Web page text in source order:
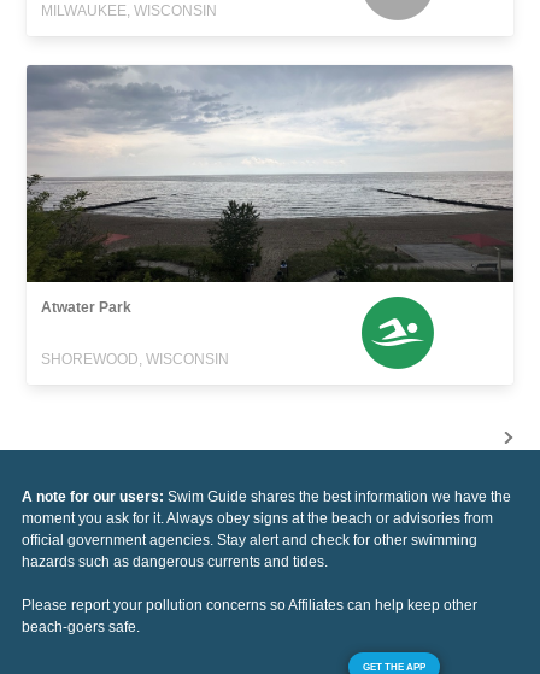
MILWAUKEE, WISCONSIN
Atwater Park
SHOREWOOD, WISCONSIN
A note for our users: Swim Guide shares the best information we have the
moment you ask for it. Always obey signs at the beach or advisories from
official government agencies. Stay alert and check for other swimming
hazards such as dangerous currents and tides.
Please report your pollution concerns so Affiliates can help keep other
beach-goers safe.
GET THE APP